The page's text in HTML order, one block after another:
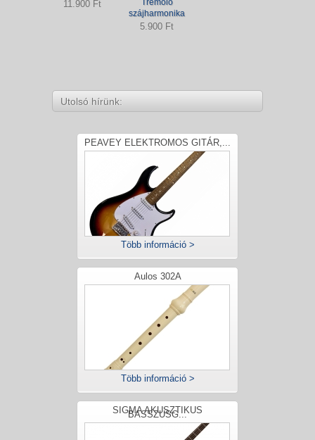
11.900 Ft
szájharmonika
5.900 Ft
Utolsó hírünk:
PEAVEY ELEKTROMOS GITÁR,...
Több információ >
Aulos 302A
Több információ >
SIGMA AKUSZTIKUS
BASSZUSG...